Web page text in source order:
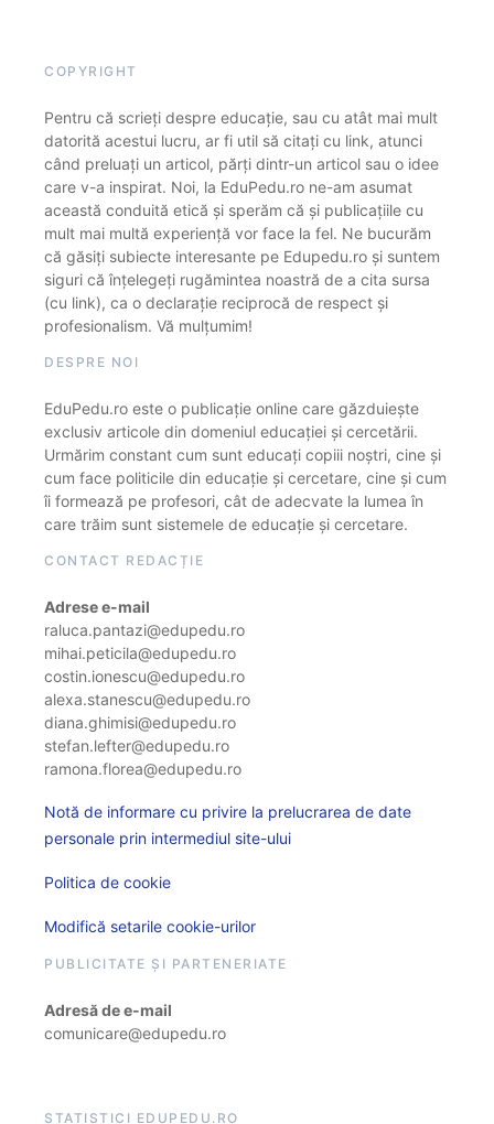
COPYRIGHT
Pentru că scrieți despre educație, sau cu atât mai mult
datorită acestui lucru, ar fi util să citați cu link, atunci
când preluați un articol, părți dintr-un articol sau o idee
care v-a inspirat. Noi, la EduPedu.ro ne-am asumat
această conduită etică și sperăm că și publicațiile cu
mult mai multă experiență vor face la fel. Ne bucurăm
că găsiți subiecte interesante pe Edupedu.ro și suntem
siguri că înțelegeți rugămintea noastră de a cita sursa
(cu link), ca o declarație reciprocă de respect și
profesionalism. Vă mulțumim!
DESPRE NOI
EduPedu.ro este o publicație online care găzduiește
exclusiv articole din domeniul educației și cercetării.
Urmărim constant cum sunt educați copiii noștri, cine și
cum face politicile din educație și cercetare, cine și cum
îi formează pe profesori, cât de adecvate la lumea în
care trăim sunt sistemele de educație și cercetare.
CONTACT REDACȚIE
Adrese e-mail
raluca.pantazi@edupedu.ro
mihai.peticila@edupedu.ro
costin.ionescu@edupedu.ro
alexa.stanescu@edupedu.ro
diana.ghimisi@edupedu.ro
stefan.lefter@edupedu.ro
ramona.florea@edupedu.ro
Notă de informare cu privire la prelucrarea de date
personale prin intermediul site-ului
Politica de cookie
Modifică setarile cookie-urilor
PUBLICITATE ȘI PARTENERIATE
Adresă de e-mail
comunicare@edupedu.ro
STATISTICI EDUPEDU.RO